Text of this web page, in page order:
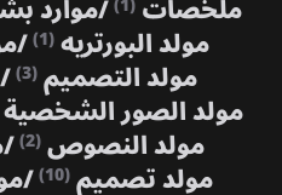
ملخصات /موارد
مولد البورتريه(1)
/
مولد التصميم(3)
/
مولد الصور الشخصية
مولد النصوص(2)
/
مولد تصميم(10)
/